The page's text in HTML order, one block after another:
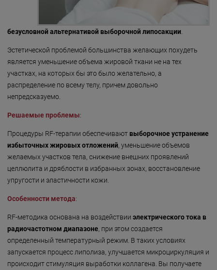
безусловной альтернативой выборочной липосакции
Эстетической проблемой большинства желающих похудеть
является уменьшение объема жировой ткани не на тех
участках, на которых бы это было желательно, а
распределение по всему телу, причем довольно
непредсказуемо.
Решаемые проблемы:
Процедуры RF-терапии обеспечивают выборочное устранение
избыточных жировых отложений, уменьшение объемов
желаемых участков тела, снижение внешних проявлений
целлюлита и дряблости в избранных зонах, восстановление
упругости и эластичности кожи.
Особенности метода:
RF-методика основана на воздействии электрического тока в
радиочастотном диапазоне, при этом создается
определенный температурный режим. В таких условиях
запускается процесс липолиза, улучшается микроциркуляция и
происходит стимуляция выработки коллагена. Вы получаете
«Beauty-ассорти»
«Леди Совершенство»
«Коруги»
«Секрет Красоты»
«Гармония»
«Only for Men»
«Mirific»
«Мануальная терапия»
«Остеопатия»
Безмятежность»
«Роман с камнем»
«Магия массажа»